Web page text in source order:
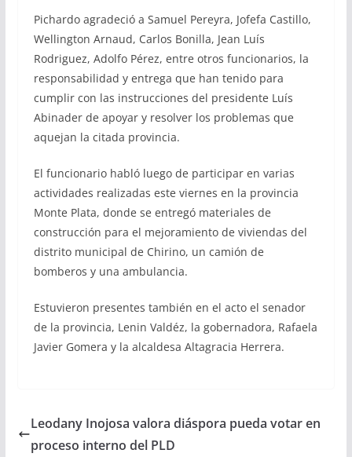
Pichardo agradeció a Samuel Pereyra, Jofefa Castillo,
Wellington Arnaud, Carlos Bonilla, Jean Luís
Rodriguez, Adolfo Pérez, entre otros funcionarios, la
responsabilidad y entrega que han tenido para
cumplir con las instrucciones del presidente Luís
Abinader de apoyar y resolver los problemas que
aquejan la citada provincia.
El funcionario habló luego de participar en varias
actividades realizadas este viernes en la provincia
Monte Plata, donde se entregó materiales de
construcción para el mejoramiento de viviendas del
distrito municipal de Chirino, un camión de
bomberos y una ambulancia.
Estuvieron presentes también en el acto el senador
de la provincia, Lenin Valdéz, la gobernadora, Rafaela
Javier Gomera y la alcaldesa Altagracia Herrera.
Leodany Inojosa valora diáspora pueda votar en
proceso interno del PLD